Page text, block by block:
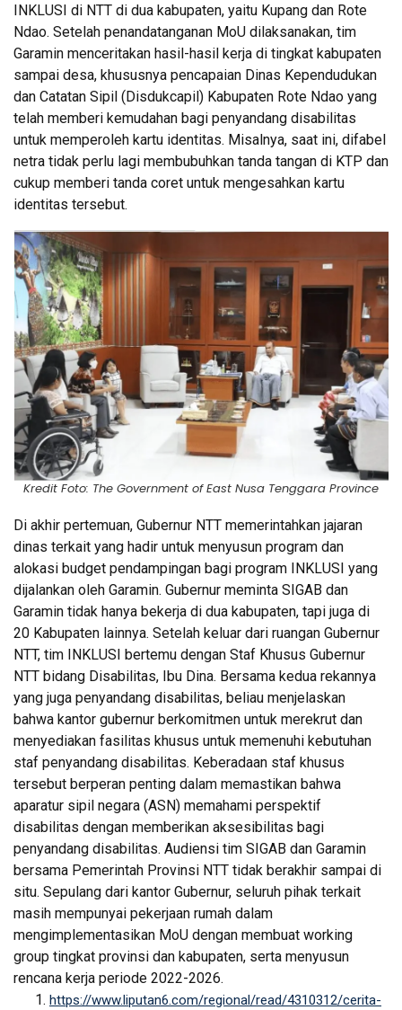
INKLUSI di NTT di dua kabupaten, yaitu Kupang dan Rote
Ndao. Setelah penandatanganan MoU dilaksanakan, tim
Garamin menceritakan hasil-hasil kerja di tingkat kabupaten
sampai desa, khususnya pencapaian Dinas Kependudukan
dan Catatan Sipil (Disdukcapil) Kabupaten Rote Ndao yang
telah memberi kemudahan bagi penyandang disabilitas
untuk memperoleh kartu identitas. Misalnya, saat ini, difabel
netra tidak perlu lagi membubuhkan tanda tangan di KTP dan
cukup memberi tanda coret untuk mengesahkan kartu
identitas tersebut.
Kredit Foto: The Government of East Nusa Tenggara Province
Di akhir pertemuan, Gubernur NTT memerintahkan jajaran
dinas terkait yang hadir untuk menyusun program dan
alokasi budget pendampingan bagi program INKLUSI yang
dijalankan oleh Garamin. Gubernur meminta SIGAB dan
Garamin tidak hanya bekerja di dua kabupaten, tapi juga di
20 Kabupaten lainnya. Setelah keluar dari ruangan Gubernur
NTT, tim INKLUSI bertemu dengan Staf Khusus Gubernur
NTT bidang Disabilitas, Ibu Dina. Bersama kedua rekannya
yang juga penyandang disabilitas, beliau menjelaskan
bahwa kantor gubernur berkomitmen untuk merekrut dan
menyediakan fasilitas khusus untuk memenuhi kebutuhan
staf penyandang disabilitas. Keberadaan staf khusus
tersebut berperan penting dalam memastikan bahwa
aparatur sipil negara (ASN) memahami perspektif
disabilitas dengan memberikan aksesibilitas bagi
penyandang disabilitas. Audiensi tim SIGAB dan Garamin
bersama Pemerintah Provinsi NTT tidak berakhir sampai di
situ. Sepulang dari kantor Gubernur, seluruh pihak terkait
masih mempunyai pekerjaan rumah dalam
mengimplementasikan MoU dengan membuat working
group tingkat provinsi dan kabupaten, serta menyusun
rencana kerja periode 2022-2026.
https://www.liputan6.com/regional/read/4310312/cerita-